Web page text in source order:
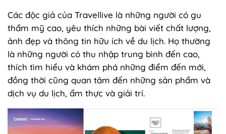
Các độc giả của Travellive là những người có gu
thẩm mỹ cao, yêu thích những bài viết chất lượng,
ảnh đẹp và thông tin hữu ích về du lịch. Họ thường
là những người có thu nhập trung bình đến cao,
thích tìm hiểu và khám phá những điểm đến mới,
đồng thời cũng quan tâm đến những sản phẩm và
dịch vụ du lịch, ẩm thực và giải trí.